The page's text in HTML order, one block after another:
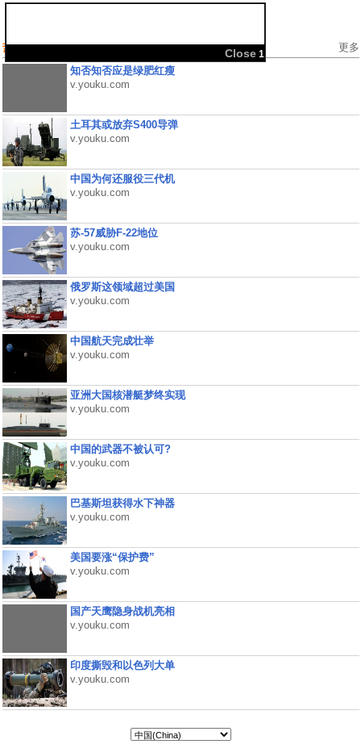
Close 1
热门视频 更多
知否知否应是绿肥红瘦
v.youku.com
土耳其或放弃S400导弹
v.youku.com
中国为何还服役三代机
v.youku.com
苏-57威胁F-22地位
v.youku.com
俄罗斯这领域超过美国
v.youku.com
中国航天完成壮举
v.youku.com
亚洲大国核潜艇梦终实现
v.youku.com
中国的武器不被认可?
v.youku.com
巴基斯坦获得水下神器
v.youku.com
美国要涨“保护费”
v.youku.com
国产天鹰隐身战机亮相
v.youku.com
印度撕毁和以色列大单
v.youku.com